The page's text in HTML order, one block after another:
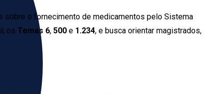
sobre o fornecimento de medicamentos pelo Sistema
os Temas 6, 500 e 1.234, e busca orientar magistrados,